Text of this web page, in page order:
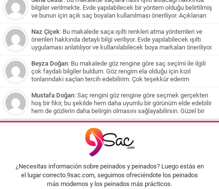
karamel tonlarından oluşan bir ışıltı size çok yakışabilir. Bu renkler,
saçlarınızı yumuşatarak doğal bir parıltı sağlar. Beyaz tenliyseniz,
koyu karamel tonları size daha uygun olabilir. Çikolata ve kahve
tonlarında ışıltı katmak isterseniz, saçınızın belirli bölümlerine ince
tutamlar halinde bal köpüğü tonlarında boya uygulayabilirsiniz. Bu
şekilde saçlarınıza hareket ve canlılık katabilirsiniz. Siyah saç
rengine sahipseniz ve teniniz esmer ise biraz cesur bir seçim
yapabilirsiniz. Jennifer Lopez'in saç rengini örnek alarak, bronz,
kumral, karamel veya bal köpüğü tonlarından oluşan bir ışıltı
deneyebilirsiniz. Ancak, uzun süredir siyah boyadan sonra bu
renklere geçmek için saçlarınızın aşamalı olarak açılması
gerekecek ve bu işlem saçlarınıza zarar verebilir. Bu nedenle, bir
kuaföre danışmanız ve profesyonel yardım almanız önemlidir.
Sonbahar ve kış aylarında daha sıcak renkler tercih etmenizi
öneririm. Küllü tonlar yerine daha sıcak ve doğal renklere yönelmek
saçlarınıza daha doğal bir görünüm sağlayacaktır. Bu öneriler
ışığında, saçlarınıza uygun olan ışıltı renklerini bulabilir ve
saçlarınıza yeni bir canlılık katabilirsiniz. Unutmayın, saçlarınıza
ışıltı katarken doğal görünümü korumak önemlidir ve bu işlemi
profesyonel bir kuaförden yardım alarak gerçekleştirmeniz daha
uygun olacaktır.
bilgiler verilmekte. Evde yapılabilecek bir yöntem olduğu belirtilmiş
ve bunun için açık saç boyaları kullanılması öneriliyor. Açıklanan
yöntem balyaj yapılması ve saçlara uygun boya uygulanması
üzerine olduğu için siyah saçları olan biri için uygun olmayabilir.
Ancak önerilen diğer renkler ve yöntemlerle daha açık tonlar elde
edilebilir. Ayrıca, saçlarınızın uzun süre boyalı olduğu ve kuaför
işlemlerinden geçmesi gerekebileceği belirtiliyor.
Naz Çiçek: Bu makalede saça ışıltı renkleri atma yöntemleri ve
önerileri hakkında detaylı bilgi veriliyor. Evde yapılabilecek ışıltı
uygulaması anlatılıyor ve kullanılabilecek boya markaları öneriliyor.
Ayrıca okuyucuların soruları da cevaplandırılmış ve çeşitli renk
önerileri yapılmış. Özellikle beyaz tenli kişilere koyu karamel tonları
öneriliyor. Saçların sağlığına dikkat çekilse de yapılan her işlem
saça zarar verebileceği belirtiliyor. Son olarak, siyah boyalı
saçlardan açıklık elde etmek için aşamalı olarak açma işlemi
yapılması gerektiği ve kahve tonlarıyla başlanması öneriliyor.
Beyza Doğan: Bu makalede göz rengine göre saç seçimi ile ilgili
çok faydalı bilgiler buldum. Göz rengim ela olduğu için kızıl
tonlarındaki saçları tercih edebilirim. Çok teşekkür ederim
Mustafa Doğan: Saç rengini göz rengine göre seçmek gerçekten
hoş bir fikir, bu şekilde hem daha uyumlu bir görünüm elde edebilir
hem de gözlerin daha belirgin olmasını sağlayabilirsin. Güzel bir
rehber olmuş, teşekkürler
¿Necesitas información sobre peinados y peinados? Luego estás en
el lugar correcto.9sac.com, seguimos ofreciéndote los peinados
más modernos y los peinados más prácticos.